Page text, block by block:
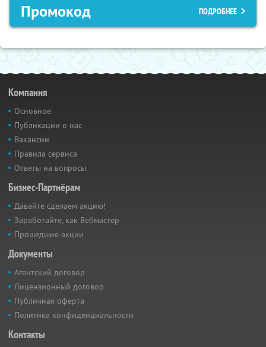
Промокод ПОДРОБНЕЕ
Компания
Основное
Публикации о нас
Вакансии
Правила сервиса
Ответы на вопросы
Бизнес-Партнёрам
Давайте сделаем акцию!
Заработайте, как Вебмастер
Прошедшие акции
Документы
Агентский договор
Лицензионный договор
Публичная оферта
Политика конфиденциальности
Контакты